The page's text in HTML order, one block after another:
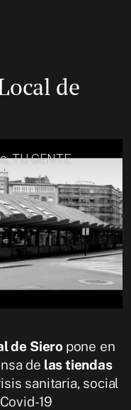
de
TU GENTE
de Siero pone en
de las tiendas
sanitaria, social
19